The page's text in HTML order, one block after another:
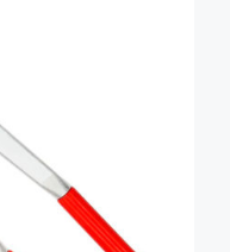
/ DÉTAILS